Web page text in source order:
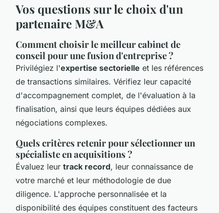
Vos questions sur le choix d'un
partenaire M&A
Comment choisir le meilleur cabinet de
conseil pour une fusion d'entreprise ?
Privilégiez l'expertise sectorielle et les références
de transactions similaires. Vérifiez leur capacité
d'accompagnement complet, de l'évaluation à la
finalisation, ainsi que leurs équipes dédiées aux
négociations complexes.
Quels critères retenir pour sélectionner un
spécialiste en acquisitions ?
Évaluez leur track record, leur connaissance de
votre marché et leur méthodologie de due
diligence. L'approche personnalisée et la
disponibilité des équipes constituent des facteurs